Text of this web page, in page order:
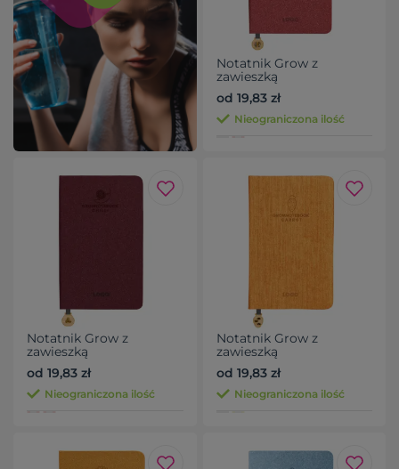
Notatnik Grow z
zawieszką
od 19,83 zł
Nieograniczona ilość
Notatnik Grow z
zawieszką
od 19,83 zł
Nieograniczona ilość
Notatnik Grow z
zawieszką
od 19,83 zł
Nieograniczona ilość